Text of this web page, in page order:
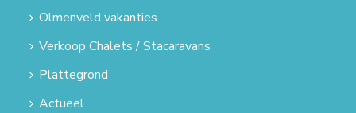
Olmenveld vakanties
Verkoop Chalets / Stacaravans
Plattegrond
Actueel